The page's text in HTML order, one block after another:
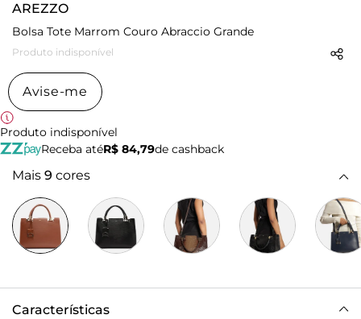
AREZZO
Bolsa Tote Marrom Couro Abraccio Grande
Produto indisponível
Avise-me
Produto indisponível
Receba atéR$ 84,79de cashback
Mais 9 cores
Características